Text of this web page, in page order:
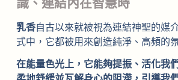
乳香自古以來就被視為連結神聖的媒
式中，它都被用來創造純淨、高頻的
在能量色光上，它能夠提振、活化我